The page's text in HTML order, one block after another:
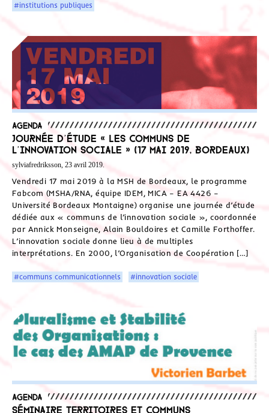
#institutions publiques
Agenda
Journée d’étude « Les communs de
l’innovation sociale » (17 mai 2019, Bordeaux)
sylviafredriksson, 23 avril 2019.
Vendredi 17 mai 2019 à la MSH de Bordeaux, le programme
Fabcom (MSHA/RNA, équipe IDEM, MICA – EA 4426 –
Université Bordeaux Montaigne) organise une journée d’étude
dédiée aux « communs de l’innovation sociale », coordonnée
par Annick Monseigne, Alain Bouldoires et Camille Forthoffer.
L’innovation sociale donne lieu à de multiples
interprétations. En 2000, l’Organisation de Coopération […]
#communs communicationnels #innovation sociale
Agenda
Séminaire Territoires et communs